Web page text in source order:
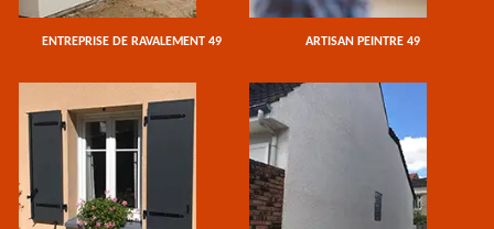
ENTREPRISE DE RAVALEMENT 49 ARTISAN PEINTRE 49